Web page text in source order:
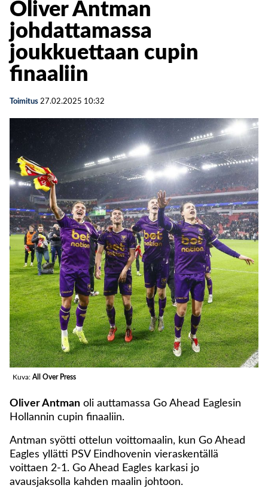
Oliver Antman
johdattamassa
joukkuettaan cupin
finaaliin
Toimitus 27.02.2025 10:32
Kuva: All Over Press
Oliver Antman oli auttamassa Go Ahead Eaglesin
Hollannin cupin finaaliin.
Antman syötti ottelun voittomaalin, kun Go Ahead
Eagles yllätti PSV Eindhovenin vieraskentällä
voittaen 2-1. Go Ahead Eagles karkasi jo
avausjaksolla kahden maalin johtoon.